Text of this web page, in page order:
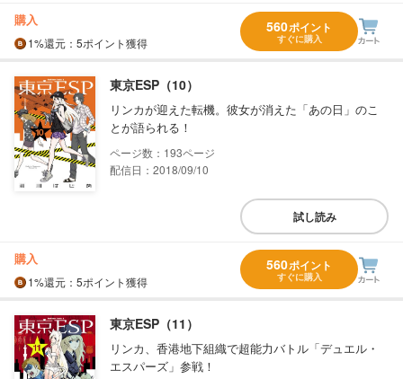
購入
1%還元 ：5ポイント獲得
560ポイント
すぐに購入
東京ESP（10）
リンカが迎えた転機。彼女が消えた「あの日」のこ
とが語られる！
193
配信日：2018/09/10
試し読み
購入
1%還元 ：5ポイント獲得
560ポイント
すぐに購入
東京ESP（11）
リンカ、香港地下組織で超能力バトル「デュエル・
エスパーズ」参戦！